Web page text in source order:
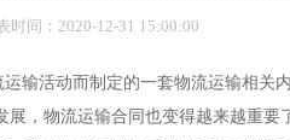
时间：2020-12-31 15:00:00
输活动而制定的一套物流运输相关
，物流运输合同也变得越来越重要